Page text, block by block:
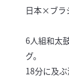
日本×ブラ
6人組和太
グ。
18分に及